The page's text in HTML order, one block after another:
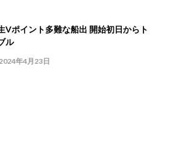
Vポイント多難な船出 開始初日からト
ル
年4月23日